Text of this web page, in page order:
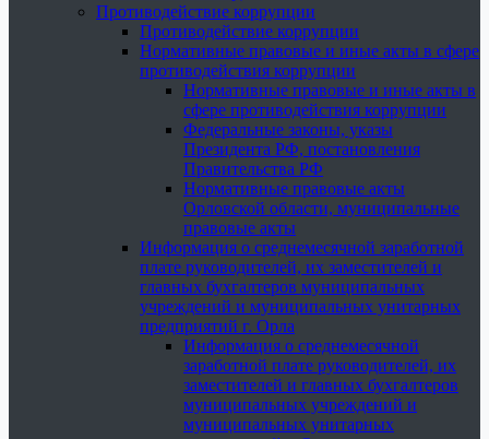
Противодействие коррупции
Противодействие коррупции
Нормативные правовые и иные акты в сфере
противодействия коррупции
Нормативные правовые и иные акты в
сфере противодействия коррупции
Федеральные законы, указы
Президента РФ, постановления
Правительства РФ
Нормативные правовые акты
Орловской области, муниципальные
правовые акты
Информация о среднемесячной заработной
плате руководителей, их заместителей и
главных бухгалтеров муниципальных
учреждений и муниципальных унитарных
предприятий г. Орла
Информация о среднемесячной
заработной плате руководителей, их
заместителей и главных бухгалтеров
муниципальных учреждений и
муниципальных унитарных